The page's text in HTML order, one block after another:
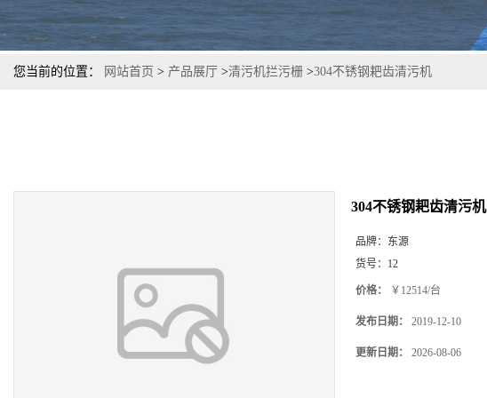
您当前的位置： 网站首页 > 产品展厅 >清污机拦污栅 >304不锈钢耙齿清污机
304不锈钢耙齿清污机
品牌： 东源
货号： 12
价格： ￥12514/台
发布日期： 2019-12-10
更新日期： 2026-08-06